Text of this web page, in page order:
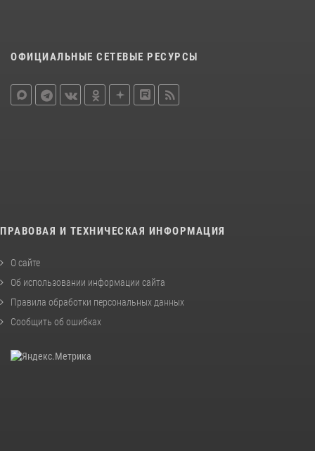
ОФИЦИАЛЬНЫЕ СЕТЕВЫЕ РЕСУРСЫ
ПРАВОВАЯ И ТЕХНИЧЕСКАЯ ИНФОРМАЦИЯ
О сайте
Об использовании информации сайта
Правила обработки персональных данных
Сообщить об ошибках